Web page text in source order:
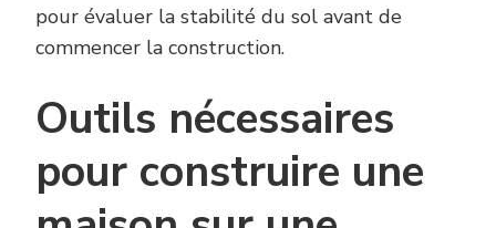
pour évaluer la stabilité du sol avant de
commencer la construction.
Outils nécessaires
pour construire une